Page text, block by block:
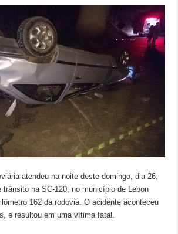
atendeu na noite deste domingo, dia 26,
trânsito na SC-120, no município de Lebon
162 da rodovia. O acidente aconteceu
e resultou em uma vítima fatal.